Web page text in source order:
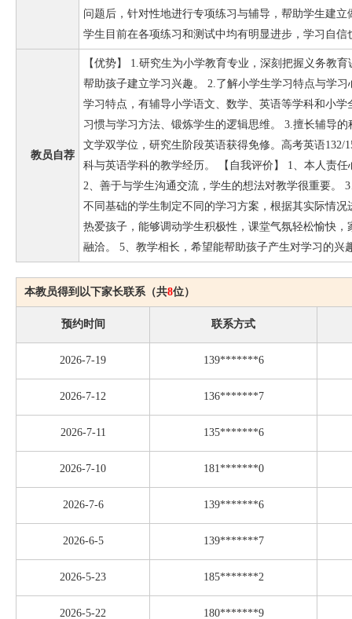
问题后，针对性地进行专项练习与辅导，帮助学生建
学生目前在各项练习和测试中均有明显进步，学习自信
教员自荐
【优势】 1.研究生为小学教育专业，深刻把握义务教
帮助孩子建立学习兴趣。 2.了解小学生学习特点与学
学习特点，有辅导小学语文、数学、英语等学科和小
习惯与学习方法、锻炼学生的逻辑思维。 3.擅长辅导
文学双学位，研究生阶段英语获得免修。高考英语132/
科与英语学科的教学经历。 【自我评价】 1、本人责
2、善于与学生沟通交流，学生的想法对教学很重要。
不同基础的学生制定不同的学习方案，根据其实际情
热爱孩子，能够调动学生积极性，课堂气氛轻松愉快
融洽。 5、教学相长，希望能帮助孩子产生对学习的兴
本教员得到以下家长联系（共8位）
预约时间 联系方式
2026-7-19 139*******6
2026-7-12 136*******7
2026-7-11 135*******6
2026-7-10 181*******0
2026-7-6 139*******6
2026-6-5 139*******7
2026-5-23 185*******2
2026-5-22 180*******9